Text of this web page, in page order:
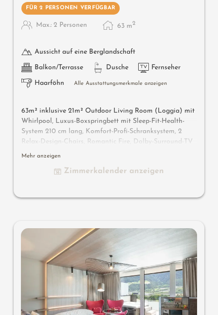
FÜR 2 PERSONEN VERFÜGBAR
Max.: 2 Personen 63 m2
Aussicht auf eine Berglandschaft
Balkon/Terrasse Dusche Fernseher
Haarföhn Alle Ausstattungsmerkmale anzeigen
63m² inklusive 21m² Outdoor Living Room (Loggia) mit
Whirlpool , Luxus-Boxspringbett mit Sleep-Fit-Health-
System 210 cm lang, Komfort-Profi-Schranksystem, 2
Relax-Design-Chairs, Romantic Fire, Dolby-Surround-TV
mit Bluetooth, Koffer-Designbar mit Wein-, Nespresso- &
mit Licht-Sound-System, Lady-Beauty-Desk, getrennter
Mehr anzeigen
Zimmerkalender anzeigen